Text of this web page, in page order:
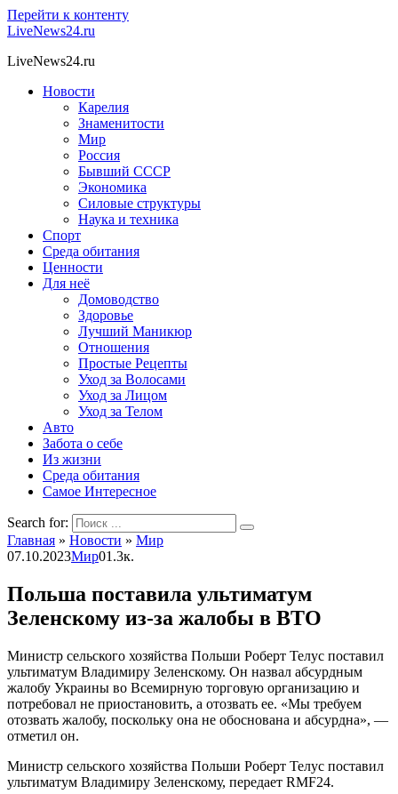
Перейти к контенту
LiveNews24.ru
LiveNews24.ru
Новости
Карелия
Знаменитости
Мир
Россия
Бывший СССР
Экономика
Силовые структуры
Наука и техника
Спорт
Среда обитания
Ценности
Для неё
Домоводство
Здоровье
Лучший Маникюр
Отношения
Простые Рецепты
Уход за Волосами
Уход за Лицом
Уход за Телом
Авто
Забота о себе
Из жизни
Среда обитания
Самое Интересное
Search for:
Главная » Новости » Мир
07.10.2023Мир01.3к.
Польша поставила ультиматум
Зеленскому из-за жалобы в ВТО
Министр сельского хозяйства Польши Роберт Телус поставил
ультиматум Владимиру Зеленскому. Он назвал абсурдным
жалобу Украины во Всемирную торговую организацию и
потребовал не приостановить, а отозвать ее. «Мы требуем
отозвать жалобу, поскольку она не обоснована и абсурдна», —
отметил он.
Министр сельского хозяйства Польши Роберт Телус поставил
ультиматум Владимиру Зеленскому, передает RMF24.